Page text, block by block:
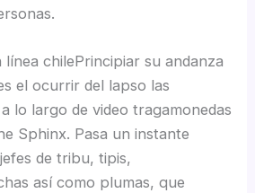
Principiar su andanza
el ocurrir del lapso las
lo largo de video tragamonedas
Sphinx. Pasa un instante
de tribu, tipis,
así­ como plumas, que